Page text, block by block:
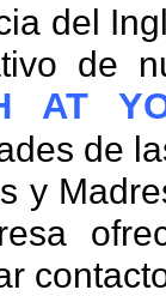
del
de
AT
de
y